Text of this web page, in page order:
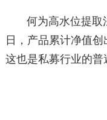
何为高水位提取
日，产品累计净值创
这也是私募行业的普